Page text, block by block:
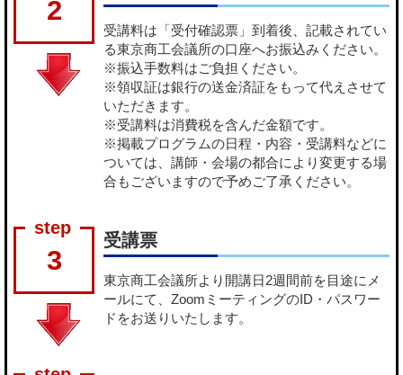
2
受講料は「受付確認票」到着後、記載されてい
る東京商工会議所の口座へお振込みください。
※振込手数料はご負担ください。
※領収証は銀行の送金済証をもって代えさせて
いただきます。
※受講料は消費税を含んだ金額です。
※掲載プログラムの日程・内容・受講料などに
ついては、講師・会場の都合により変更する場
合もございますので予めご了承ください。
3
受講票
東京商工会議所より開講日2週間前を目途にメ
ールにて、ZoomミーティングのID・パスワー
ドをお送りいたします。